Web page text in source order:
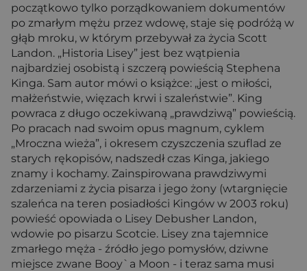
początkowo tylko porządkowaniem dokumentów
po zmarłym mężu przez wdowę, staje się podróżą w
głąb mroku, w którym przebywał za życia Scott
Landon. „Historia Lisey” jest bez wątpienia
najbardziej osobistą i szczerą powieścią Stephena
Kinga. Sam autor mówi o książce: „jest o miłości,
małżeństwie, więzach krwi i szaleństwie”. King
powraca z długo oczekiwaną „prawdziwą” powieścią.
Po pracach nad swoim opus magnum, cyklem
„Mroczna wieża”, i okresem czyszczenia szuflad ze
starych rękopisów, nadszedł czas Kinga, jakiego
znamy i kochamy. Zainspirowana prawdziwymi
zdarzeniami z życia pisarza i jego żony (wtargnięcie
szaleńca na teren posiadłości Kingów w 2003 roku)
powieść opowiada o Lisey Debusher Landon,
wdowie po pisarzu Scotcie. Lisey zna tajemnice
zmarłego męża - źródło jego pomysłów, dziwne
miejsce zwane Booy`a Moon - i teraz sama musi